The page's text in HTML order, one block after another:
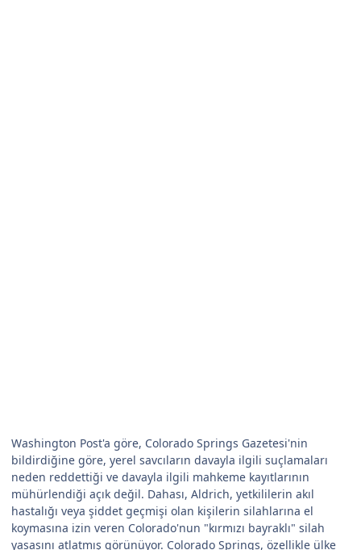
Washington Post'a göre, Colorado Springs Gazetesi'nin
bildirdiğine göre, yerel savcıların davayla ilgili suçlamaları
neden reddettiği ve davayla ilgili mahkeme kayıtlarının
mühürlendiği açık değil. Dahası, Aldrich, yetkililerin akıl
hastalığı veya şiddet geçmişi olan kişilerin silahlarına el
koymasına izin veren Colorado'nun "kırmızı bayraklı" silah
yasasını atlatmış görünüyor. Colorado Springs, özellikle ülke